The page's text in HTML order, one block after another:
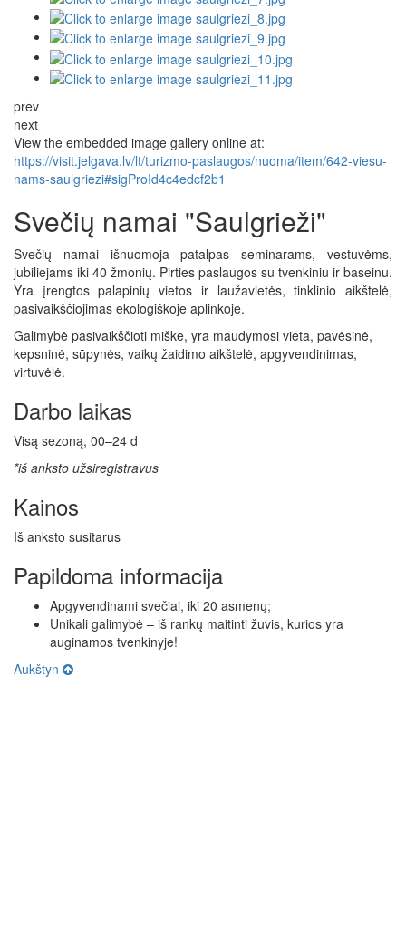
prev
next
View the embedded image gallery online at:
https://visit.jelgava.lv/lt/turizmo-paslaugos/nuoma/item/642-viesu-
nams-saulgriezi#sigProId4c4edcf2b1
Svečių namai "Saulgrieži"
Svečių namai išnuomoja patalpas seminarams, vestuvėms,
jubiliejams iki 40 žmonių. Pirties paslaugos su tvenkiniu ir baseinu.
Yra įrengtos palapinių vietos ir laužavietės, tinklinio aikštelė,
pasivaikščiojimas ekologiškoje aplinkoje.
Galimybė pasivaikščioti miške, yra maudymosi vieta, pavėsinė,
kepsninė, sūpynės, vaikų žaidimo aikštelė, apgyvendinimas,
virtuvėlė.
Darbo laikas
Visą sezoną, 00–24 d
*iš anksto užsiregistravus
Kainos
Iš anksto susitarus
Papildoma informacija
Apgyvendinami svečiai, iki 20 asmenų;
Unikali galimybė – iš rankų maitinti žuvis, kurios yra
auginamos tvenkinyje!
Aukštyn